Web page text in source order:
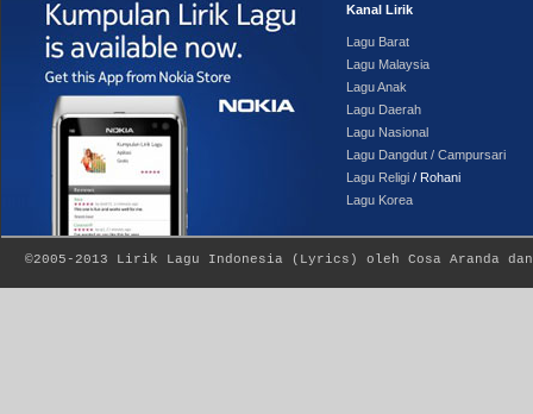
Kanal Lirik
Lagu Barat
Lagu Malaysia
Lagu Anak
Lagu Daerah
Lagu Nasional
Lagu Dangdut / Campursari
Lagu Religi / Rohani
Lagu Korea
©2005-2013 Lirik Lagu Indonesia ( Lyrics ) oleh Cosa Aranda